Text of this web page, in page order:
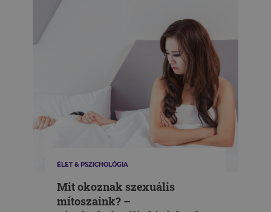
ÉLET & PSZICHOLÓGIA
Mit okoznak szexuális
mítoszaink? –